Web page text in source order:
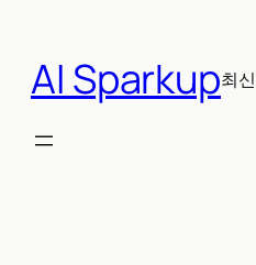
AI Sparkup최